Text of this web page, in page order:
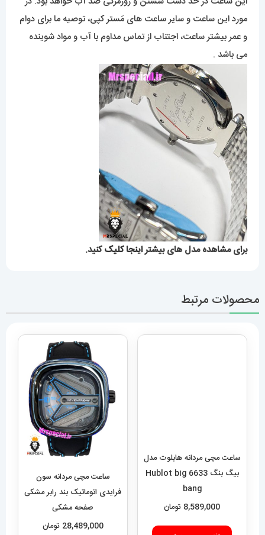
مورد این ساعت و سایر ساعت های مَستر کپی، توصیه ما برای دوام
و عمر بیشتر ساعت، اجتناب از تماس مداوم با آب و مواد شوینده
می باشد .
برای مشاهده مدل های بیشتراینجا کلیککنید.
محصولات مرتبط
ساعت مچی مردانه هابلوت مدل
بیگ بنگ 6633 Hublot big
bang
8,589,000 تومان
ساعت مچی مردانه سون
فرایدی اتوماتیک بند رابر مشکی
صفحه مشکی
SEVENFRIDAY 021408
28,489,000 تومان